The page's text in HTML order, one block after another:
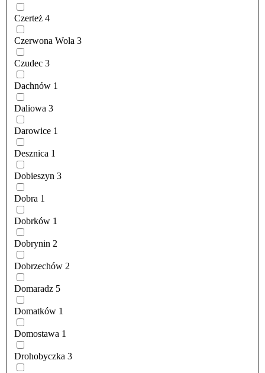
Czerteż 4
Czerwona Wola 3
Czudec 3
Dachnów 1
Daliowa 3
Darowice 1
Desznica 1
Dobieszyn 3
Dobra 1
Dobrków 1
Dobrynin 2
Dobrzechów 2
Domaradz 5
Domatków 1
Domostawa 1
Drohobyczka 3